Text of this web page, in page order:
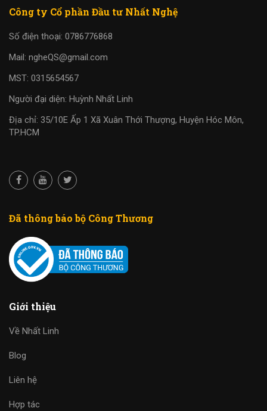
Công ty Cổ phần Đầu tư Nhất Nghệ
Số điện thoại: 0786776868
Mail: ngheQS@gmail.com
MST: 0315654567
Người đại diện: Huỳnh Nhất Linh
Địa chỉ: 35/10E Ấp 1 Xã Xuân Thới Thượng, Huyện Hóc Môn,
TP.HCM
Đã thông báo bộ Công Thương
Giới thiệu
Về Nhất Linh
Blog
Liên hệ
Hợp tác